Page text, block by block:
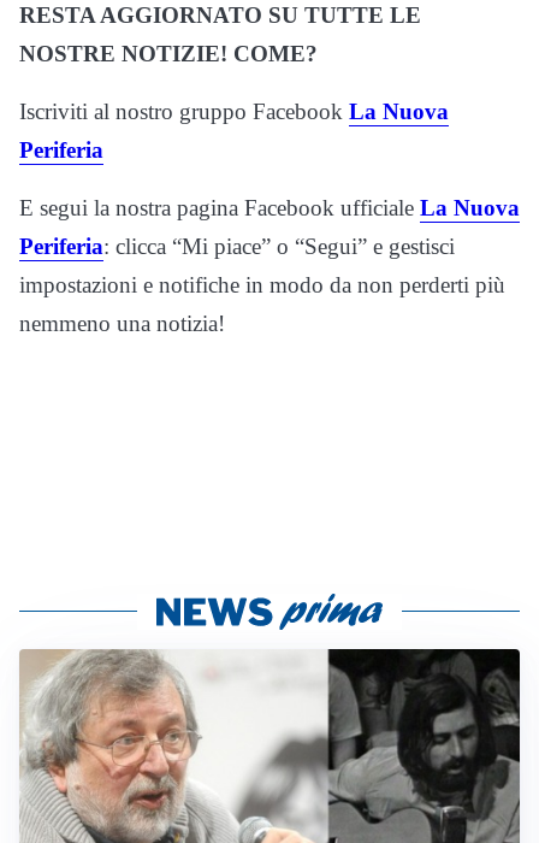
RESTA AGGIORNATO SU TUTTE LE
NOSTRE NOTIZIE! COME?
Iscriviti al nostro gruppo Facebook La Nuova
Periferia
E segui la nostra pagina Facebook ufficiale La Nuova
Periferia: clicca “Mi piace” o “Segui” e gestisci
impostazioni e notifiche in modo da non perderti più
nemmeno una notizia!